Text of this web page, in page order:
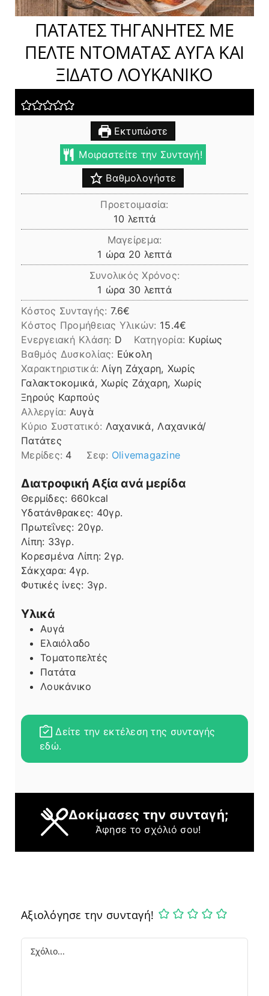
ΠΑΤΑΤΕΣ ΤΗΓΑΝΗΤΕΣ ΜΕ
ΠΕΛΤΕ ΝΤΟΜΑΤΑΣ ΑΥΓΑ ΚΑΙ
ΞΙΔΑΤΟ ΛΟΥΚΑΝΙΚΟ
Εκτυπώστε
Μοιραστείτε την Συνταγή!
Βαθμολογήστε
Προετοιμασία:
10 λεπτά
λεπτά
Μαγείρεμα:
1 ώρα
ώρα 20 λεπτά
λεπτά
Συνολικός Χρόνος:
1 ώρα
ώρα 30 λεπτά
λεπτά
Κόστος Συνταγής: 7.6€
Kόστος Προμήθειας Υλικών: 15.4
Ενεργειακή Κλάση: D Κατηγορία: Κυρίως
Βαθμός Δυσκολίας: Εύκολη
Χαρακτηριστικά: Λίγη Ζάχαρη, Χωρίς
Γαλακτοκομικά, Χωρίς Ζάχαρη, Χωρίς
Ξηρούς Καρπούς
Αλλεργία: Αυγὰ
Kύριο Συστατικό: Λαχανικά, Λαχανικά/
Πατάτες
Μερίδες: 4 Σεφ: Olivemagazine
Διατροφική Αξία ανά μερίδα
Θερμίδες: 660kcal
Υδατάνθρακες: 40γρ.
Πρωτεΐνες: 20γρ.
Λίπη
Λίπη: 33γρ.
Κορεσμένα Λίπη: 2γρ.
Σάκχαρα: 4γρ.
Φυτικές ίνες: 3γρ.
Υλικά
Αυγά
Ελαιόλαδο
Τοματοπελτές
Πατάτα
Λουκάνικο
Δείτε την εκτέλεση της συνταγής
εδώ.
Δοκίμασες την συνταγή;
Άφησε το σχόλιό σου!
Αξιολόγησε την συνταγή!
Comment